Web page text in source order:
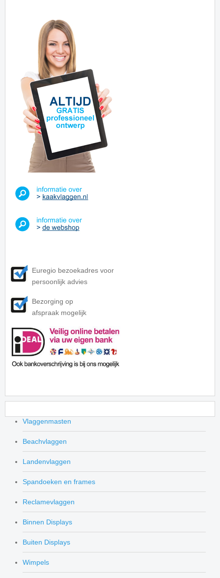
Euregio bezoekadres voor
persoonlijk advies
Bezorging op
afspraak mogelijk
Vlaggenmasten
Beachvlaggen
Landenvlaggen
Spandoeken en frames
Reclamevlaggen
Binnen Displays
Buiten Displays
Wimpels